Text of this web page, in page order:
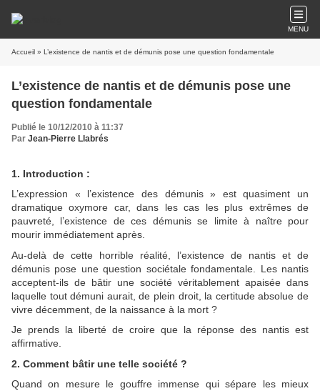
MENU
Accueil » L’existence de nantis et de démunis pose une question fondamentale
L’existence de nantis et de démunis pose une
question fondamentale
Publié le 10/12/2010 à 11:37
Par Jean-Pierre Llabrés
1. Introduction :
L’expression « l’existence des démunis » est quasiment un
dramatique oxymore car, dans les cas les plus extrêmes de
pauvreté, l’existence de ces démunis se limite à naître pour
mourir immédiatement après.
Au-delà de cette horrible réalité, l’existence de nantis et de
démunis pose une question sociétale fondamentale. Les nantis
acceptent-ils de bâtir une société véritablement apaisée dans
laquelle tout démuni aurait, de plein droit, la certitude absolue de
vivre décemment, de la naissance à la mort ?
Je prends la liberté de croire que la réponse des nantis est
affirmative.
2. Comment bâtir une telle société ?
Quand on mesure le gouffre immense qui sépare les mieux